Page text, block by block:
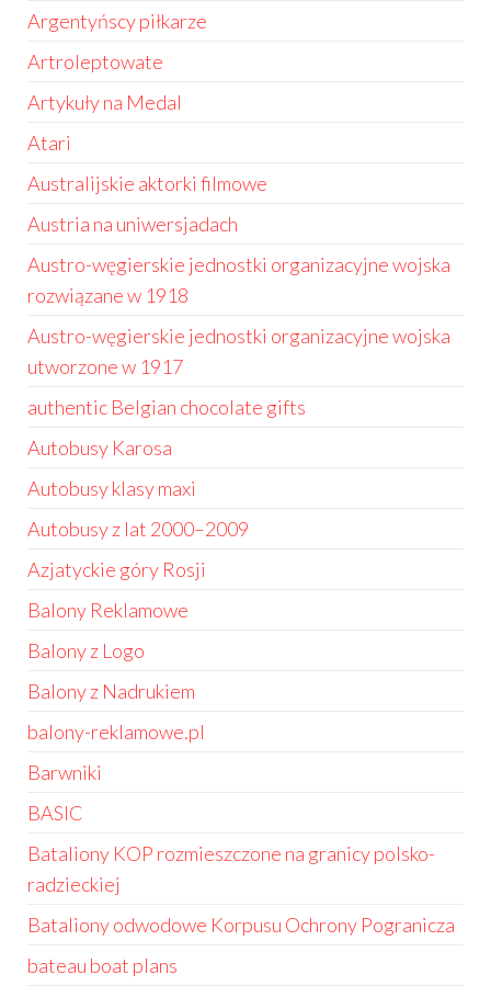
Argentyńscy piłkarze
Artroleptowate
Artykuły na Medal
Atari
Australijskie aktorki filmowe
Austria na uniwersjadach
Austro-węgierskie jednostki organizacyjne wojska
rozwiązane w 1918
Austro-węgierskie jednostki organizacyjne wojska
utworzone w 1917
authentic Belgian chocolate gifts
Autobusy Karosa
Autobusy klasy maxi
Autobusy z lat 2000–2009
Azjatyckie góry Rosji
Balony Reklamowe
Balony z Logo
Balony z Nadrukiem
balony-reklamowe.pl
Barwniki
BASIC
Bataliony KOP rozmieszczone na granicy polsko-
radzieckiej
Bataliony odwodowe Korpusu Ochrony Pogranicza
bateau boat plans